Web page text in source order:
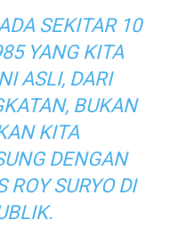
SEKITAR 10
YANG KITA
ASLI, DARI
BUKAN
KITA
DENGAN
ROY SURYO DI